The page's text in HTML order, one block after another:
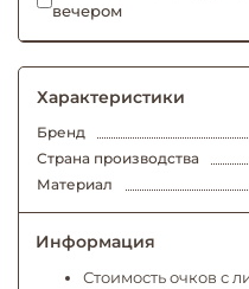
вечером
Характеристики
Бренд
Страна производства
Материал
Информация
Стоимость очков с